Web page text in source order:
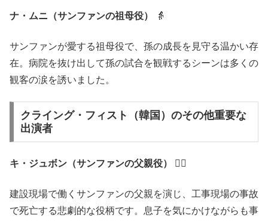
ナ・ムニ（サンファンの祖母役） 👵
サンファンが愛する祖母役で、孫の成長を見守る温かい存
在。病院を抜け出して孫の試合を観戦するシーンは多くの
観客の涙を誘いました。
クライング・フィスト（韓国）のその他重要な
出演者
キ・ジュボン（サンファンの父親役） 👷‍♂️
建設現場で働くサンファンの父親を演じ、工事現場の事故
で死亡する悲劇的な役柄です。息子を気にかけながらも事